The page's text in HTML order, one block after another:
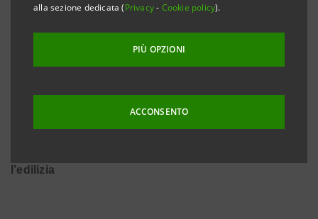
alla sezione dedicata (Privacy- Cookie policy).
PIÙ OPZIONI
ACCONSENTO
produttiva e le nuove tecnologie italiane
Personal Factory ha messo a un punto un sistema
l’edilizia